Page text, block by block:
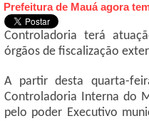
Prefeitura de Mauá agora
Controladoria terá
órgãos de fiscalização
A partir desta quarta-
Controladoria Interna do
pelo poder Executivo